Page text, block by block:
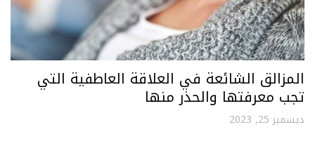
المزالق الشائعة في العلاقة العاطفية التي
تجب معرفتها والحذر منها
ديسمبر 25, 2023